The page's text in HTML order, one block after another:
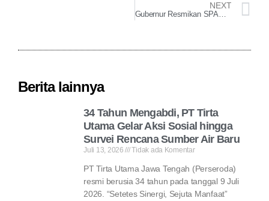
NEXT
Gubernur Resmikan SPAM Keburejo Dan Petanglong
Berita lainnya
34 Tahun Mengabdi, PT Tirta
Utama Gelar Aksi Sosial hingga
Survei Rencana Sumber Air Baru
Juli 13, 2026 Tidak ada Komentar
PT Tirta Utama Jawa Tengah (Perseroda)
resmi berusia 34 tahun pada tanggal 9 Juli
2026. “Setetes Sinergi, Sejuta Manfaat”